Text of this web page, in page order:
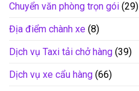
Chuyển văn phòng trọn gói (29)
Địa điểm chành xe (8)
Dịch vụ Taxi tải chở hàng (39)
Dịch vụ xe cẩu hàng (66)